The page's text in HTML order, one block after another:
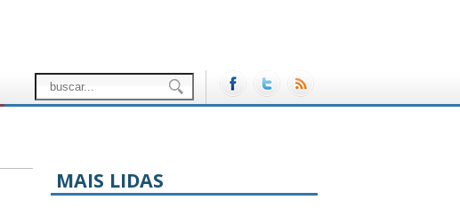
MAIS LIDAS